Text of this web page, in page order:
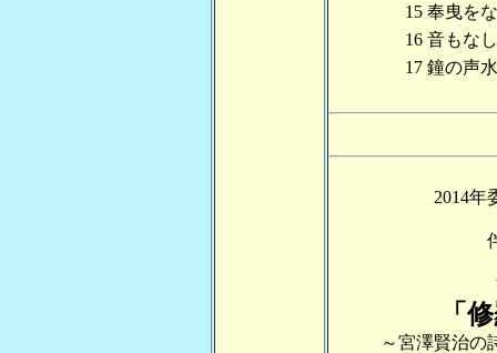
15 奉曳を
16 音もな
17 鐘の声
2014年
「
～宮澤賢治の